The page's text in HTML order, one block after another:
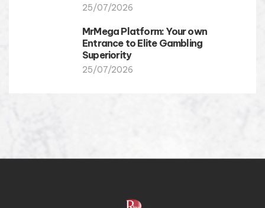
25/07/2026
MrMega Platform: Your own
Entrance to Elite Gambling
Superiority
25/07/2026